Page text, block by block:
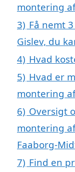
montering
3) Få nemt
Gislev, du
4) Hvad
5) Hvad er
montering
6) Oversigt
montering
Faaborg-
7) Find en